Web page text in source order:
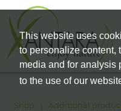
This website uses
to personalize content,
media and for analysis
to the use of our
Shop
Additional